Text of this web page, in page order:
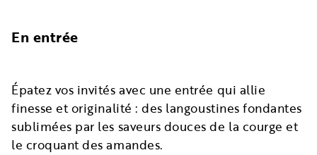
En entrée
Épatez vos invités avec une entrée qui allie
finesse et originalité : des langoustines fondantes
sublimées par les saveurs douces de la courge et
le croquant des amandes.